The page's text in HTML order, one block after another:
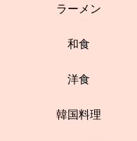
ラーメン
和食
洋食
韓国料理